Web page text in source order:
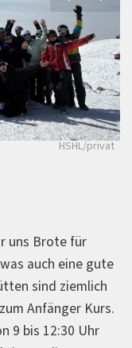
HSHL/privat
uns Brote für
auch eine gute
sind ziemlich
Anfänger Kurs.
9 bis 12:30 Uhr